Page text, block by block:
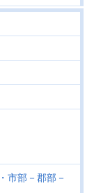
市部－郡部－